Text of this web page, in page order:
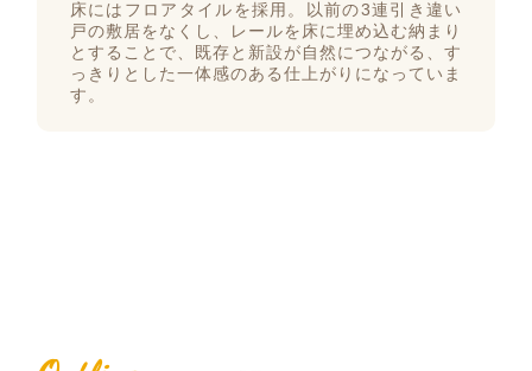
床にはフロアタイルを採用。以前の3連引き違い
戸の敷居をなくし、レールを床に埋め込む納まり
とすることで、既存と新設が自然につながる、す
っきりとした一体感のある仕上がりになっていま
す。